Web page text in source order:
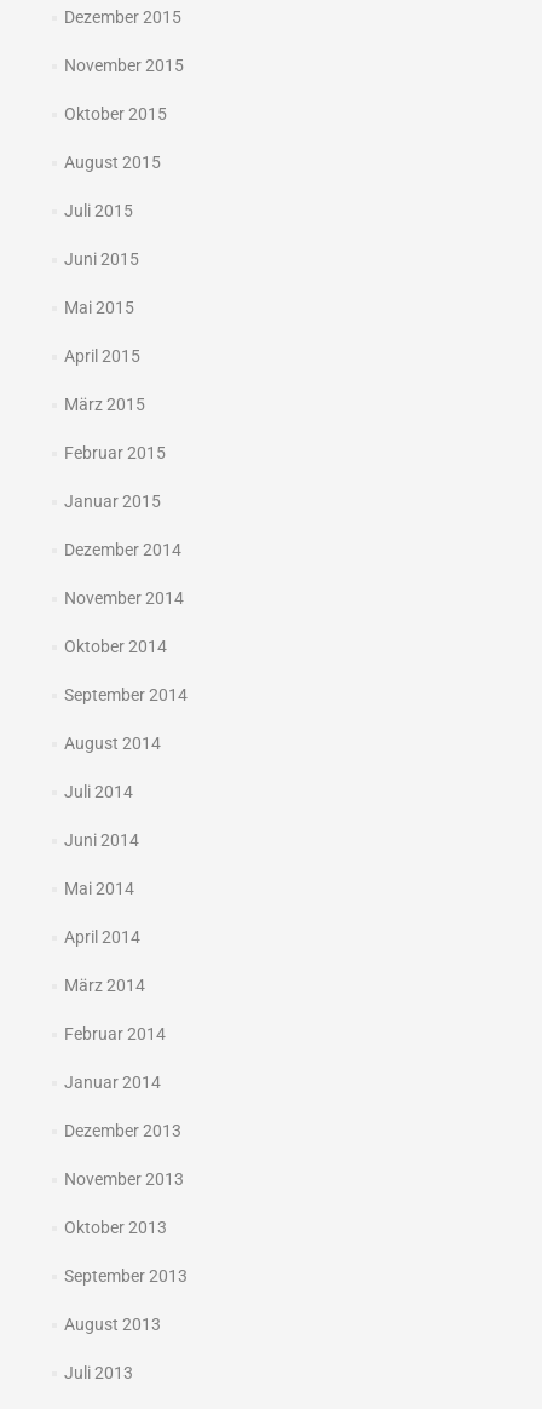
Dezember 2015
November 2015
Oktober 2015
August 2015
Juli 2015
Juni 2015
Mai 2015
April 2015
März 2015
Februar 2015
Januar 2015
Dezember 2014
November 2014
Oktober 2014
September 2014
August 2014
Juli 2014
Juni 2014
Mai 2014
April 2014
März 2014
Februar 2014
Januar 2014
Dezember 2013
November 2013
Oktober 2013
September 2013
August 2013
Juli 2013